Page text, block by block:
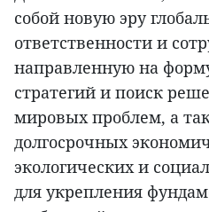
собой новую эру
ответственности и
направленную на
стратегий и поиск
мировых проблем, а
долгосрочных
экологических и
для укрепления